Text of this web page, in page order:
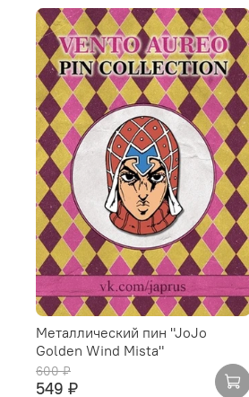
Металлический пин "JoJo
Golden Wind Mista"
600 ₽
549 ₽